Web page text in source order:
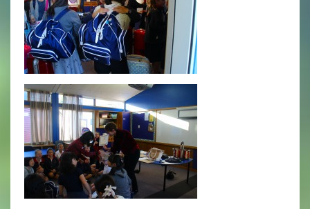
百合学院小学校の一日
学校図書館
All in School
学校感染症に関する 報告書・登校
許可証
年間行事